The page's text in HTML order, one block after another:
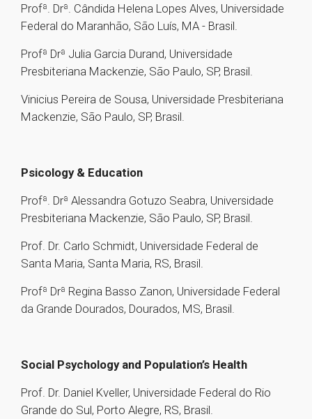
Profª. Drª. Cândida Helena Lopes Alves, Universidade
Federal do Maranhão, São Luís, MA - Brasil.
Profª Drª Julia Garcia Durand, Universidade
Presbiteriana Mackenzie, São Paulo, SP, Brasil.
Vinicius Pereira de Sousa, Universidade Presbiteriana
Mackenzie, São Paulo, SP, Brasil.
Psicology & Education
Profª. Drª Alessandra Gotuzo Seabra, Universidade
Presbiteriana Mackenzie, São Paulo, SP, Brasil.
Prof. Dr. Carlo Schmidt, Universidade Federal de
Santa Maria, Santa Maria, RS, Brasil.
Profª Drª Regina Basso Zanon, Universidade Federal
da Grande Dourados, Dourados, MS, Brasil.
Social Psychology and Population’s Health
Prof. Dr. Daniel Kveller, Universidade Federal do Rio
Grande do Sul, Porto Alegre, RS, Brasil.